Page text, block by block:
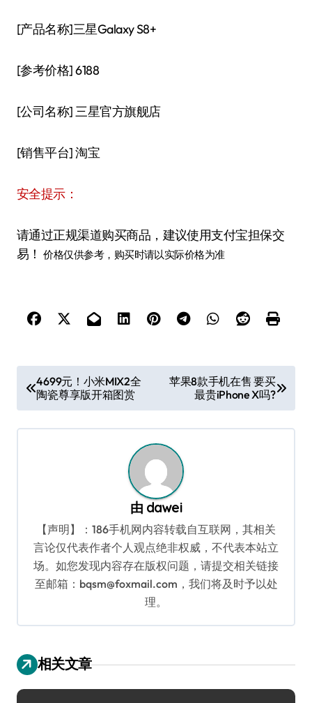
[产品名称]三星Galaxy S8+
[参考价格] 6188
[公司名称] 三星官方旗舰店
[销售平台] 淘宝
安全提示：
请通过正规渠道购买商品，建议使用支付宝担保交
易！价格仅供参考，购买时请以实际价格为准
章
导
4699元！小米MIX2全
陶瓷尊享版开箱图赏
苹果8款手机在售 要买
最贵iPhone X吗?
由 dawei
【声明】：186手机网内容转载自互联网，其相关
言论仅代表作者个人观点绝非权威，不代表本站立
场。如您发现内容存在版权问题，请提交相关链接
至邮箱：bqsm@foxmail.com，我们将及时予以处
理。
相关文章